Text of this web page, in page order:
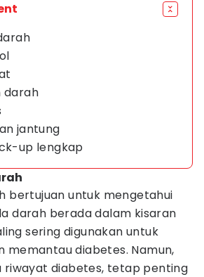
darah
jantung
up lengkap
bertujuan untuk mengetahui
darah berada dalam kisaran
sering digunakan untuk
memantau diabetes. Namun,
riwayat diabetes, tetap penting